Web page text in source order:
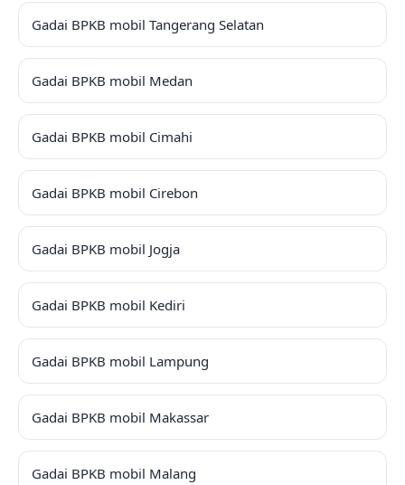
Gadai BPKB mobil Tangerang Selatan
Gadai BPKB mobil Medan
Gadai BPKB mobil Cimahi
Gadai BPKB mobil Cirebon
Gadai BPKB mobil Jogja
Gadai BPKB mobil Kediri
Gadai BPKB mobil Lampung
Gadai BPKB mobil Makassar
Gadai BPKB mobil Malang